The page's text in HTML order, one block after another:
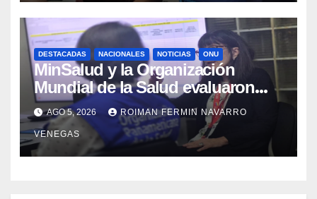
DESTACADAS NACIONALES NOTICIAS ONU
MinSalud y la Organización
Mundial de la Salud evaluaron
propuesta técnica integral en
materia de agua saneamiento e
higiene ante contingencia sísmica
AGO 5, 2026 ROIMAN FERMIN NAVARRO
VENEGAS